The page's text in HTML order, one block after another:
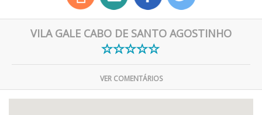
VILA GALE CABO DE SANTO AGOSTINHO
VER COMENTÁRIOS